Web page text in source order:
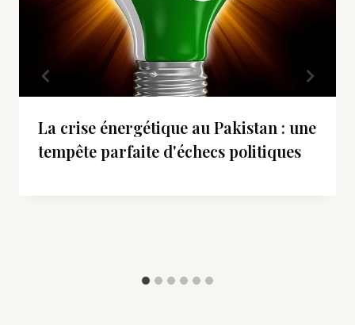
La crise énergétique au Pakistan : une
tempête parfaite d'échecs politiques